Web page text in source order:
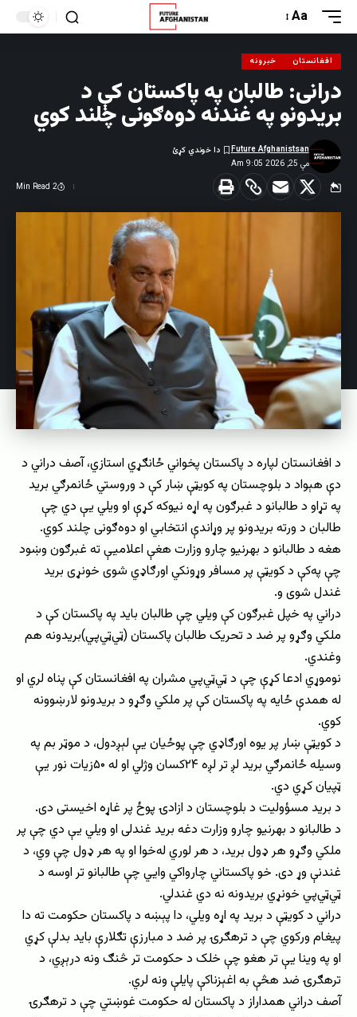
Aa
افغانستان خبرونه
درانی: طالبان په پاکستان کې د
بریدونو په غندنه دوه‌ګونی چلند کوي
مې 25, 2026 9:05 Am
Future Afghanistsan
2 Min Read
د افغانستان لپاره د پاکستان پخواني ځانګړي استازي، آصف دراني د
دې هېواد د بلوچستان په کویټې ښار کې د وروستي ځانمرګي برید
په تړاو د طالبانو د غبرګون په اړه نیوکه کړې او ویلي یې دي چې
طالبان د ورته بریدونو پر وړاندې انتخابي او دوه‌ګونی چلند کوي.
هغه د طالبانو د بهرنیو چارو وزارت هغې اعلامیې ته غبرګون وښود
چې په‌کې د کویټې پر مسافر وړونکي اورګاډي شوی خونړی برید
غندل شوی و.
دراني په خپل غبرګون کې ویلي چې طالبان باید په پاکستان کې د
ملکي وګړو پر ضد د تحریک طالبان پاکستان (ټي‌ټي‌پي)بریدونه هم
وغندي.
نوموړي ادعا کړې چې د ټي‌ټي‌پي مشران په افغانستان کې پناه لري او
له همدې ځایه په پاکستان کې پر ملکي وګړو د بریدونو لارښوونه
کوي.
د کویټې ښار پر یوه اورګاډي چې پوځیان یې لېږدول، د موټر بم په
وسیله ځانمرګي برید لږ تر لږه ۲۴کسان وژلي او له ۵۰زیات نور یې
ټپیان کړي دي.
د برید مسؤولیت د بلوچستان د ازادۍ پوځ پر غاړه اخیستی دی.
د طالبانو د بهرنیو چارو وزارت دغه برید غندلی او ویلي یې دي چې پر
ملکي وګړو هر ډول برید، د هر لوري له‌خوا او په هر ډول چې وي، د
غندنې وړ دی. خو پاکستاني چارواکي وایي چې طالبانو تر اوسه د
ټي‌ټي‌پي خونړي بریدونه نه دي غندلي.
دراني د کویټې د برید په اړه ویلي، دا پېښه د پاکستان حکومت ته دا
پیغام ورکوي چې د ترهګرۍ پر ضد د مبارزې تګلارې باید بدلې کړي
او په وینا یې تر هغو چې خلک د حکومت تر څنګ ونه درېږي، د
ترهګرۍ ضد هڅې به اغېزناکې پایلې ونه لري.
آصف دراني همداراز د پاکستان له حکومت غوښتي چې د ترهګرۍ